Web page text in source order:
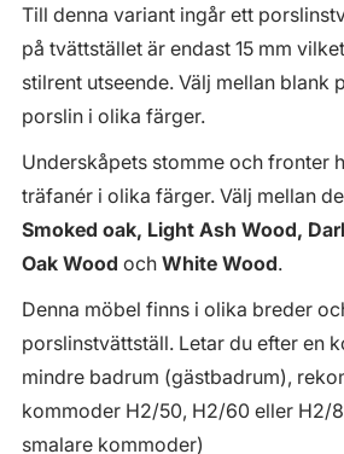
Till denna variant ingår ett
på tvättstället är endast 15 mm
stilrent utseende. Välj mellan blank
porslin i olika färger.
Underskåpets stomme och fronter
träfanér i olika färger. Välj mellan
Smoked oak, Light Ash Wood,
Oak Wood och White Wood.
Denna möbel finns i olika breder
porslinstvättställ. Letar du efter en
mindre badrum (gästbadrum),
kommoder H2/50, H2/60 eller H2/
smalare kommoder)